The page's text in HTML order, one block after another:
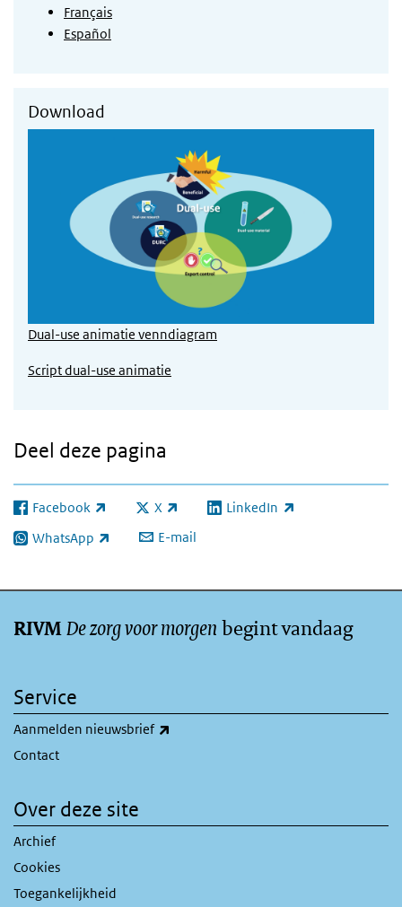
Français
Español
Download
Dual-use animatie venndiagram
Script dual-use animatie
Deel deze pagina
Facebook
(externe link) X
(externe link) LinkedIn
(externe link)
WhatsApp
(externe link) E-mail
RIVMDe zorg voor morgen begint vandaag
Service
Aanmelden nieuwsbrief
Contact
Over deze site
Archief
Cookies
Toegankelijkheid